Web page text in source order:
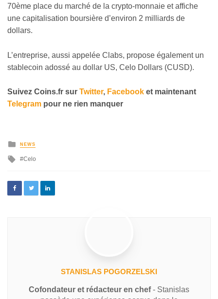
70ème place du marché de la crypto-monnaie et affiche
une capitalisation boursière d’environ 2 milliards de
dollars.
L’entreprise, aussi appelée Clabs, propose également un
stablecoin adossé au dollar US, Celo Dollars (CUSD).
Suivez Coins.fr sur Twitter, Facebook et maintenant
Telegram pour ne rien manquer
NEWS
Celo
STANISLAS POGORZELSKI
Cofondateur et rédacteur en chef- Stanislas